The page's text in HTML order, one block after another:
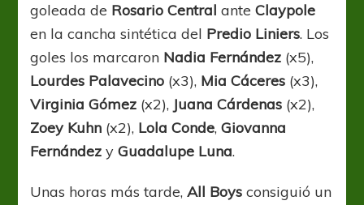
goleada de Rosario Central anteClaypole
en la cancha sintética del Predio Liniers. Los
goles los marcaron Nadia Fernández (x5),
Lourdes Palavecino (x3), Mia Cáceres (x3),
Virginia Gómez (x2), Juana Cárdenas (x2),
Zoey Kuhn (x2), Lola Conde,Giovanna
Fernández yGuadalupe Luna.
Unas horas más tarde,All Boys consiguió un